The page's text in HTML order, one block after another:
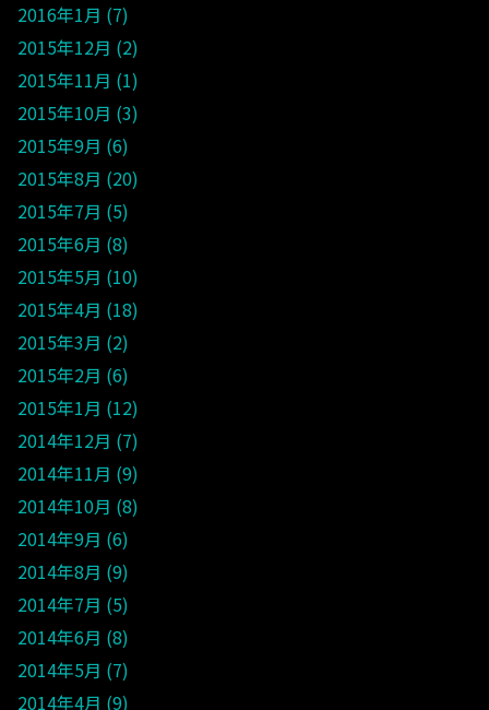
2016年1月 7
2015年12月 2
2015年11月 1
2015年10月 3
2015年9月 6
2015年8月 20
2015年7月 5
2015年6月 8
2015年5月 10
2015年4月 18
2015年3月 2
2015年2月 6
2015年1月 12
2014年12月 7
2014年11月 9
2014年10月 8
2014年9月 6
2014年8月 9
2014年7月 5
2014年6月 8
2014年5月 7
2014年4月 9